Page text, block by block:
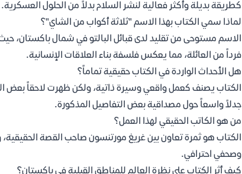
كطريقة بديلة وأكثر فعالية لنشر السلام بدلاً من الحلول العسكرية.
لماذا سمي الكتاب بهذا الاسم "ثلاثة أكواب من الشاي"؟
الاسم مستوحى من تقليد لدى قبائل البالتو في شمال باكستان،
فرداً من العائلة، مما يعكس فلسفة بناء العلاقات الإنسانية.
هل الأحداث الواردة في الكتاب حقيقية تماماً؟
الكتاب يصنف كعمل واقعي وسيرة ذاتية، ولكن ظهرت لاحقاً بعض
جدلاً واسعاً حول مصداقية بعض التفاصيل المذكورة.
من هو الكاتب الحقيقي لهذا العمل؟
الكتاب هو ثمرة تعاون بين غريغ مورتنسون صاحب القصة
وصحفي احترافي.
كيف أثر الكتاب على نظرة العالم للمناطق القبلية في باكستان؟